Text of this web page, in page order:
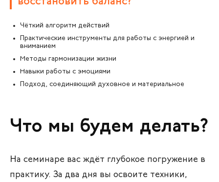
Чёткий алгоритм действий
Практические инструменты для работы с энергией и
вниманием
Методы гармонизации жизни
Навыки работы с эмоциями
Подход, соединяющий духовное и материальное
Что мы будем делать?
На семинаре вас ждёт глубокое погружение в
практику. За два дня вы освоите техники,